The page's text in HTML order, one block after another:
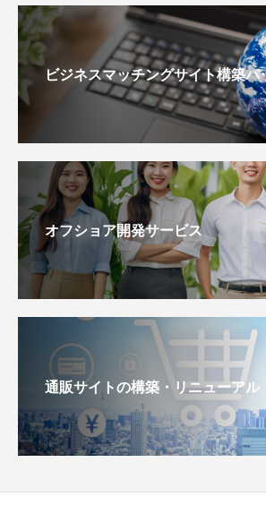
ビジネスマッチングサイト構築パ
オフショア開発サービス
通販サイトの構築・リニューアル